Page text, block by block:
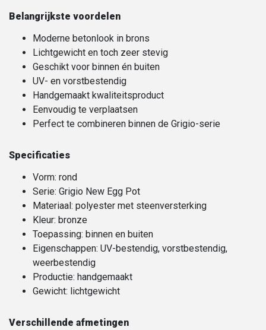
Belangrijkste voordelen
Moderne betonlook in brons
Lichtgewicht en toch zeer stevig
Geschikt voor binnen én buiten
UV- en vorstbestendig
Handgemaakt kwaliteitsproduct
Eenvoudig te verplaatsen
Perfect te combineren binnen de Grigio-serie
Specificaties
Vorm: rond
Serie: Grigio New Egg Pot
Materiaal: polyester met steenversterking
Kleur: bronze
Toepassing: binnen en buiten
Eigenschappen: UV-bestendig, vorstbestendig,
weerbestendig
Productie: handgemaakt
Gewicht: lichtgewicht
Verschillende afmetingen